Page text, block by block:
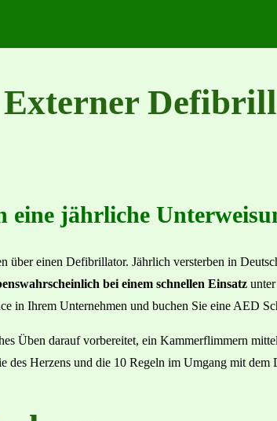
eine jährliche
über einen Defibrillator. Jährlich versterben in
bei einem schnellen Einsatz
in Ihrem Unternehmen und buchen Sie eine AED
Üben darauf vorbereitet, ein Kammerflimmern
Herzens und die 10 Regeln im Umgang mit